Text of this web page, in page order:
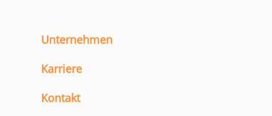
Unternehmen
Karriere
Kontakt